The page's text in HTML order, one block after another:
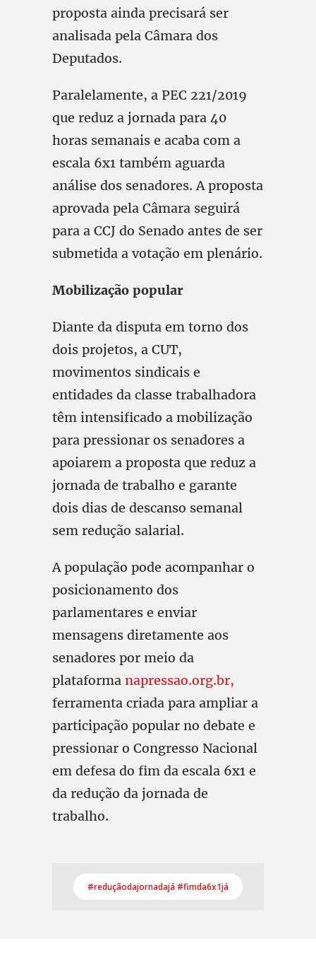
proposta ainda precisará ser
analisada pela Câmara dos
Deputados.
Paralelamente, a PEC 221/2019
que reduz a jornada para 40
horas semanais e acaba com a
escala 6x1 também aguarda
análise dos senadores. A proposta
aprovada pela Câmara seguirá
para a CCJ do Senado antes de ser
submetida a votação em plenário.
Mobilização popular
Diante da disputa em torno dos
dois projetos, a CUT,
movimentos sindicais e
entidades da classe trabalhadora
têm intensificado a mobilização
para pressionar os senadores a
apoiarem a proposta que reduz a
jornada de trabalho e garante
dois dias de descanso semanal
sem redução salarial.
A população pode acompanhar o
posicionamento dos
parlamentares e enviar
mensagens diretamente aos
senadores por meio da
plataforma napressao.org.br,
ferramenta criada para ampliar a
participação popular no debate e
pressionar o Congresso Nacional
em defesa do fim da escala 6x1 e
da redução da jornada de
trabalho.
#reduçãodajornadajá #fimda6x1já